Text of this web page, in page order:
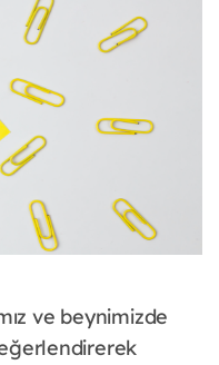
ve beynimizde